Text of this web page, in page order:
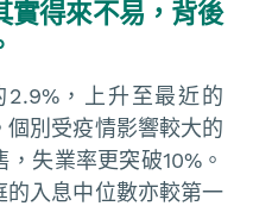
實得來不易，背後
，上升至最近的
個別受疫情影響較大的
失業率更突破10%。
的入息中位數亦較第一